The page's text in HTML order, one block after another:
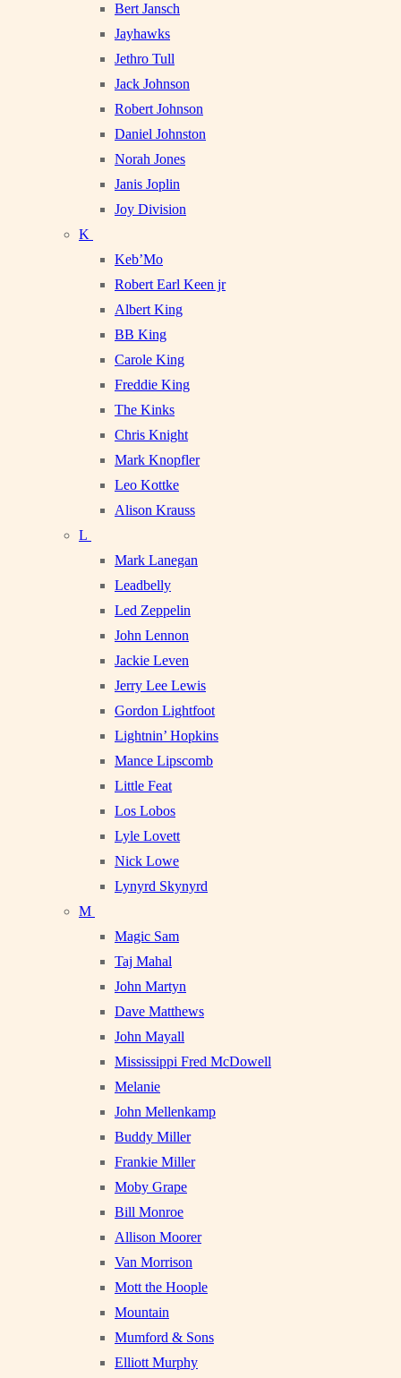
Bert Jansch
Jayhawks
Jethro Tull
Jack Johnson
Robert Johnson
Daniel Johnston
Norah Jones
Janis Joplin
Joy Division
K
Keb’Mo
Robert Earl Keen jr
Albert King
BB King
Carole King
Freddie King
The Kinks
Chris Knight
Mark Knopfler
Leo Kottke
Alison Krauss
L
Mark Lanegan
Leadbelly
Led Zeppelin
John Lennon
Jackie Leven
Jerry Lee Lewis
Gordon Lightfoot
Lightnin’ Hopkins
Mance Lipscomb
Little Feat
Los Lobos
Lyle Lovett
Nick Lowe
Lynyrd Skynyrd
M
Magic Sam
Taj Mahal
John Martyn
Dave Matthews
John Mayall
Mississippi Fred McDowell
Melanie
John Mellenkamp
Buddy Miller
Frankie Miller
Moby Grape
Bill Monroe
Allison Moorer
Van Morrison
Mott the Hoople
Mountain
Mumford & Sons
Elliott Murphy